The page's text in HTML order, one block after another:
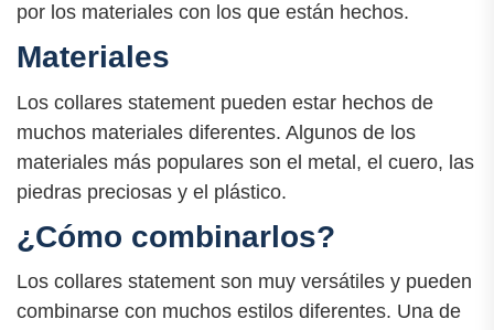
por los materiales con los que están hechos.
Materiales
Los collares statement pueden estar hechos de
muchos materiales diferentes. Algunos de los
materiales más populares son el metal, el cuero, las
piedras preciosas y el plástico.
¿Cómo combinarlos?
Los collares statement son muy versátiles y pueden
combinarse con muchos estilos diferentes. Una de